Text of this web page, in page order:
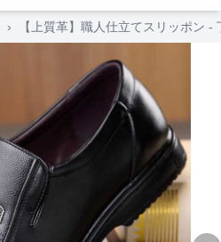
› 【上質革】職人仕立てスリッポン -